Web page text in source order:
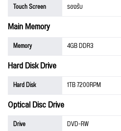
Touch Screen
รองรับ
Main Memory
Memory 4GB DDR3
Hard Disk Drive
Hard Disk 1TB 7200RPM
Optical Disc Drive
Drive DVD-RW